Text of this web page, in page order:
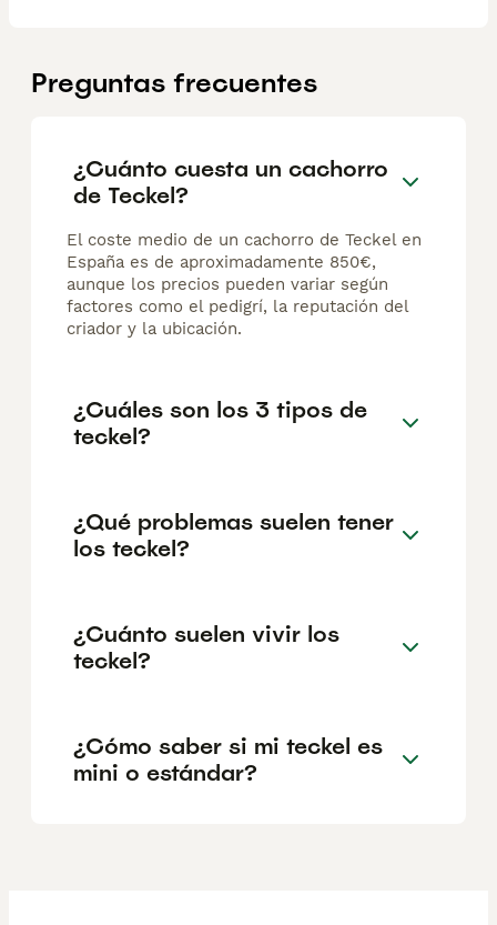
Preguntas frecuentes
¿Cuánto cuesta un cachorro
de Teckel?
El coste medio de un cachorro de Teckel en
España es de aproximadamente 850€,
aunque los precios pueden variar según
factores como el pedigrí, la reputación del
criador y la ubicación.
¿Cuáles son los 3 tipos de
teckel?
¿Qué problemas suelen tener
los teckel?
¿Cuánto suelen vivir los
teckel?
¿Cómo saber si mi teckel es
mini o estándar?